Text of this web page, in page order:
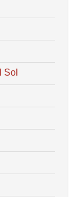
Sol